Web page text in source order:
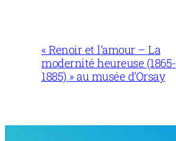
« Renoir et l’amour – La
modernité heureuse (1865-
1885) » au musée d’Orsay